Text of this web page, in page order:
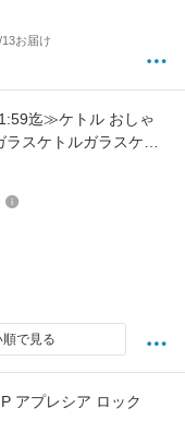
OFF 8分間沸騰 PSE
お届け
迄≫ケトル おしゃ
スケトルガラスケト
点灯 ケトル ガラス
らし キッチン家電 ブ
順で見る
アプレシア ロック